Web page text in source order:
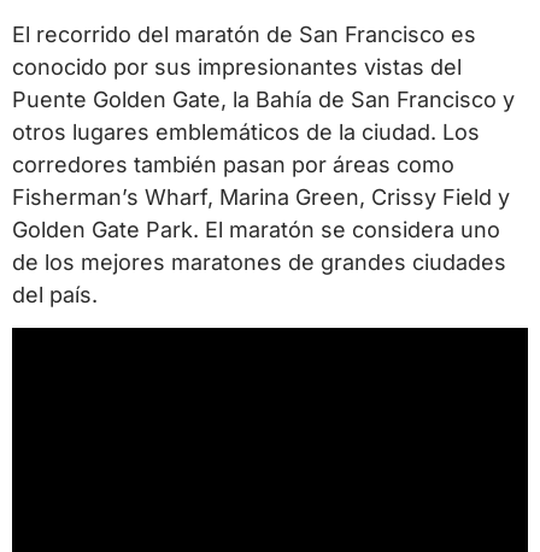
El recorrido del maratón de San Francisco es
conocido por sus impresionantes vistas del
Puente Golden Gate, la Bahía de San Francisco y
otros lugares emblemáticos de la ciudad. Los
corredores también pasan por áreas como
Fisherman’s Wharf, Marina Green, Crissy Field y
Golden Gate Park. El maratón se considera uno
de los mejores maratones de grandes ciudades
del país.